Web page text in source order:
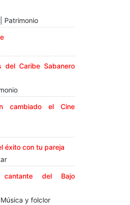
Patrimonio
del Caribe Sabanero
cambiado el Cine
éxito con tu pareja
del Bajo
y folclor